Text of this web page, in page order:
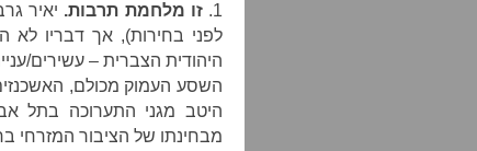
1. זו מלחמת תרבות. יאיר
לפני בחירות), אך דבריו
היהודית הצברית – עשירים/
השסע העמוק מכולם,
היטב מגני התערוכה בתל